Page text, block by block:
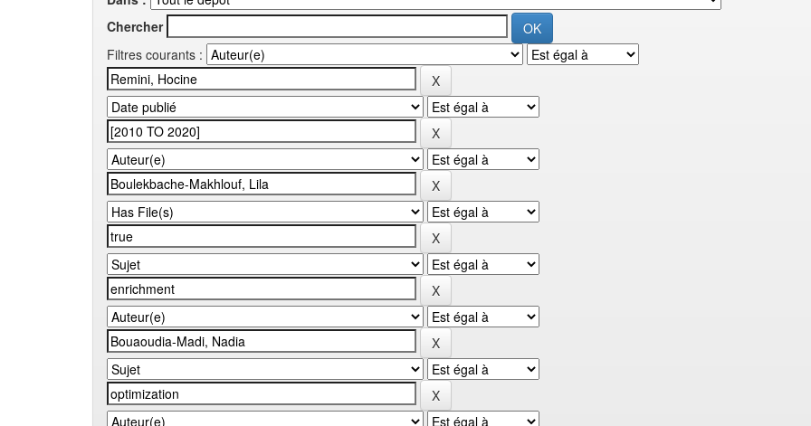
Chercher
Filtres courants :